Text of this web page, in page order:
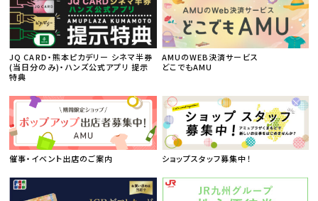
JQ CARD・熊本ピカデリー シネマ半券
(当日分のみ)・ハンズ公式アプリ 提示
特典
AMUのWEB決済サービス
どこでもAMU
催事・イベント出店のご案内 ショップスタッフ募集中！